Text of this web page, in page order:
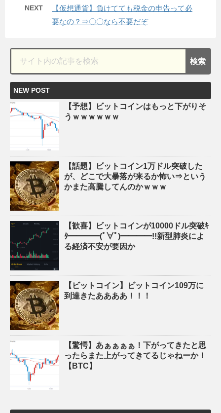
NEXT
【仮想通貨】負けてても税金の申告って必
要なの？⇒〇〇なら不要だぞ
NEW POST
【予想】ビットコインはもっと下がりそ
うｗｗｗｗｗｗ
【話題】ビットコイン1万ドル突破した
が、どこで大暴落が来るか怖い⇒という
かまた高騰してんのかｗｗｗ
【歓喜】ビットコインが10000ドル突破ｷ
ﾀ━━━━(ﾟ∀ﾟ)━━━━!!新型肺炎によ
る経済不安が要因か
【ビットコイン】ビットコイン109万に
到達きたああああ！！！
【驚愕】あぁぁぁぁ！下がってきたと思
ったらまた上がってきてるじゃねーか！
【BTC】